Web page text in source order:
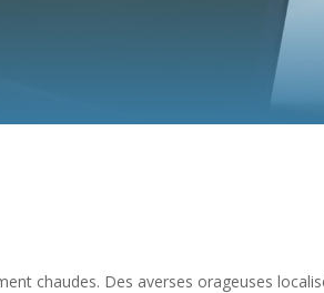
chaudes. Des averses orageuses